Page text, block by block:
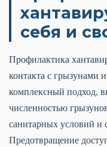
себя и
Профилактика
контакта с грызунами
комплексный подход,
численностью
санитарных условий и
Предотвращение